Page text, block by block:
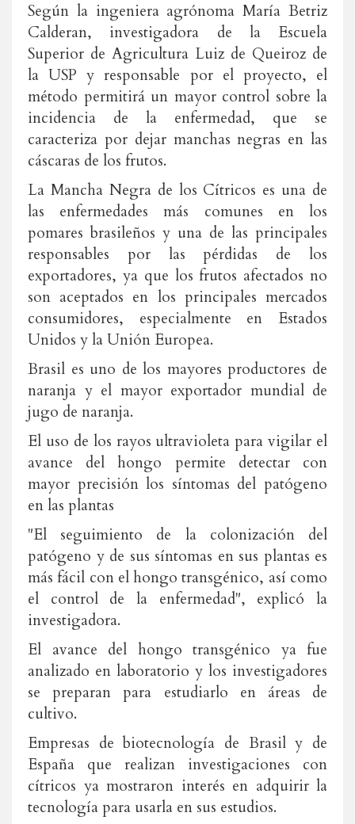
Según la ingeniera agrónoma María Betriz
Calderan, investigadora de la Escuela
Superior de Agricultura Luiz de Queiroz de
la USP y responsable por el proyecto, el
método permitirá un mayor control sobre la
incidencia de la enfermedad, que se
caracteriza por dejar manchas negras en las
cáscaras de los frutos.
La Mancha Negra de los Cítricos es una de
las enfermedades más comunes en los
pomares brasileños y una de las principales
responsables por las pérdidas de los
exportadores, ya que los frutos afectados no
son aceptados en los principales mercados
consumidores, especialmente en Estados
Unidos y la Unión Europea.
Brasil es uno de los mayores productores de
naranja y el mayor exportador mundial de
jugo de naranja.
El uso de los rayos ultravioleta para vigilar el
avance del hongo permite detectar con
mayor precisión los síntomas del patógeno
en las plantas
"El seguimiento de la colonización del
patógeno y de sus síntomas en sus plantas es
más fácil con el hongo transgénico, así como
el control de la enfermedad", explicó la
investigadora.
El avance del hongo transgénico ya fue
analizado en laboratorio y los investigadores
se preparan para estudiarlo en áreas de
cultivo.
Empresas de biotecnología de Brasil y de
España que realizan investigaciones con
cítricos ya mostraron interés en adquirir la
tecnología para usarla en sus estudios.